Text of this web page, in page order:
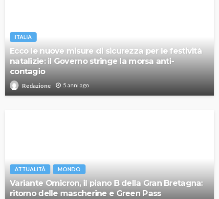
ITALIA
Ecco le nuove misure di sicurezza per le festività
natalizie: il Governo stringe la morsa anti-
contagio
Redazione 5 anni ago
ATTUALITÀ MONDO
Variante Omicron, il piano B della Gran Bretagna:
ritorno delle mascherine e Green Pass